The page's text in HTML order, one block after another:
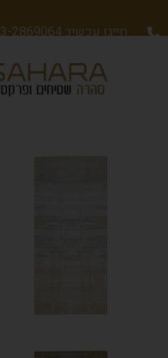
חייגו עכשיו: 053-2869064